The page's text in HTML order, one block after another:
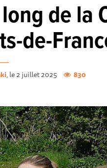
de la
de-
, le 2 juillet 2025 830